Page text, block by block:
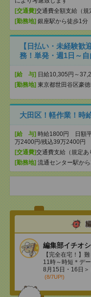
[交通費]交通費全額支給（規
[勤務地] 銀座駅から徒歩1分
【日払い・未経験歓
務！単発・週1日～
[給 与] 日給10,305円～
[勤務地] 東京都世田谷区豪
大田区！軽作業！時
[給 与] 時給1800円 日額
万2400円/残込39万2400円
[交通費]交通費支給（規定あ
[勤務地] 流通センター駅か
編集部イチオシ
【完全在宅！】
11時～時短＊デ
8月15日・16日
(8/7UP!)